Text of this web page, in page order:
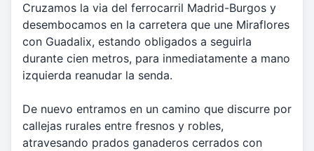
Cruzamos la via del ferrocarril Madrid-Burgos y
desembocamos en la carretera que une Miraflores
con Guadalix, estando obligados a seguirla
durante cien metros, para inmediatamente a mano
izquierda reanudar la senda.
De nuevo entramos en un camino que discurre por
callejas rurales entre fresnos y robles,
atravesando prados ganaderos cerrados con